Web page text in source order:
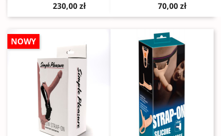
230,00 zł 70,00 zł
NOWY